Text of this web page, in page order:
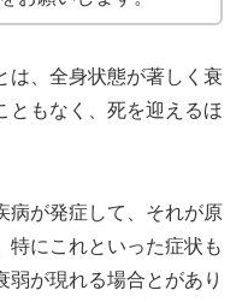
は、全身状態が著しく衰
ともなく、死を迎えるほ
病が発症して、それが原
特にこれといった症状も
弱が現れる場合とがあり